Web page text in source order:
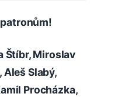
Štíbr, Miroslav
Aleš Slabý,
Procházka,